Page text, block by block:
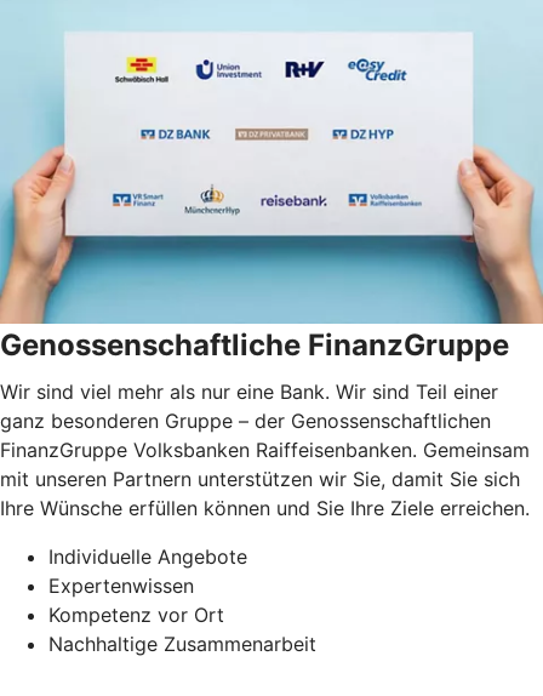
Genossenschaftliche FinanzGruppe
Wir sind viel mehr als nur eine Bank. Wir sind Teil einer
ganz besonderen Gruppe – der Genossenschaftlichen
FinanzGruppe Volksbanken Raiffeisenbanken. Gemeinsam
mit unseren Partnern unterstützen wir Sie, damit Sie sich
Ihre Wünsche erfüllen können und Sie Ihre Ziele erreichen.
Individuelle Angebote
Expertenwissen
Kompetenz vor Ort
Nachhaltige Zusammenarbeit